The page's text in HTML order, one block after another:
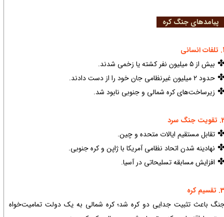
جنگ کره
بیش از ۵ میلیون نفر کشته یا زخمی شدند.
حدود ۲ میلیون غیرنظامی جان خود را از دست دادند.
زیرساخت‌های کره شمالی و جنوبی نابود شد.
سرد
تقابل مستقیم ایالات متحده و چین.
نهادینه شدن اتحاد نظامی آمریکا با ژاپن و کره جنوبی.
افزایش مسابقه تسلیحاتی در آسیا.
کره
باعث تثبیت جدایی دو کره شد؛ کره شمالی به یک دولت تمامیت‌خواه